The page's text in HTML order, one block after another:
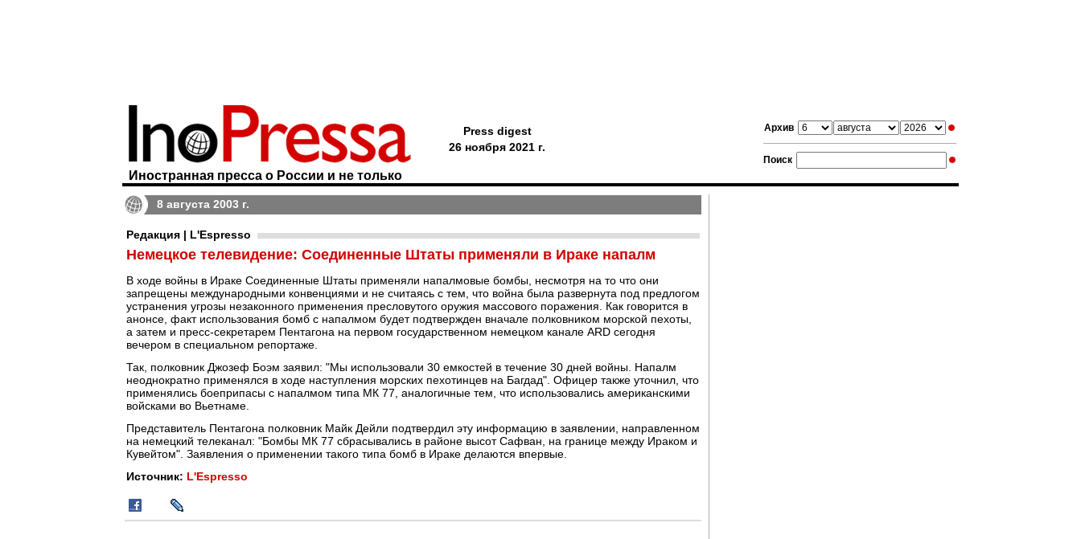
Архив
Поиск
Иностранная пресса о России и не только
Press digest
26 ноября 2021 г.
8 августа 2003 г.
Редакция | L'Espresso
Немецкое телевидение: Соединенные Штаты применяли в Ираке напалм
В ходе войны в Ираке Соединенные Штаты применяли напалмовые бомбы, несмотря на то что они
запрещены международными конвенциями и не считаясь с тем, что война была развернута под предлогом
устранения угрозы незаконного применения пресловутого оружия массового поражения. Как говорится в
анонсе, факт использования бомб с напалмом будет подтвержден вначале полковником морской пехоты,
а затем и пресс-секретарем Пентагона на первом государственном немецком канале ARD сегодня
вечером в специальном репортаже.
Так, полковник Джозеф Боэм заявил: "Мы использовали 30 емкостей в течение 30 дней войны. Напалм
неоднократно применялся в ходе наступления морских пехотинцев на Багдад". Офицер также уточнил, что
применялись боеприпасы с напалмом типа МК 77, аналогичные тем, что использовались американскими
войсками во Вьетнаме.
Представитель Пентагона полковник Майк Дейли подтвердил эту информацию в заявлении, направленном
на немецкий телеканал: "Бомбы МК 77 сбрасывались в районе высот Сафван, на границе между Ираком и
Кувейтом". Заявления о применении такого типа бомб в Ираке делаются впервые.
Источник: L'Espresso